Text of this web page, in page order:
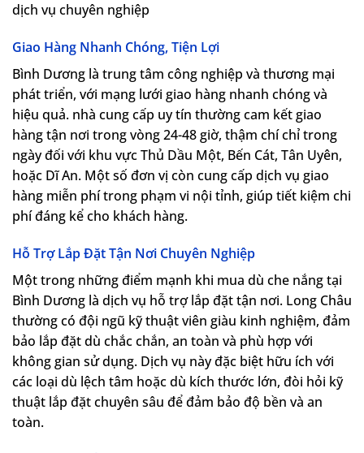
dịch vụ chuyên nghiệp
Giao Hàng Nhanh Chóng, Tiện Lợi
Bình Dương là trung tâm công nghiệp và thương mại
phát triển, với mạng lưới giao hàng nhanh chóng và
hiệu quả. nhà cung cấp uy tín thường cam kết giao
hàng tận nơi trong vòng 24-48 giờ, thậm chí chỉ trong
ngày đối với khu vực Thủ Dầu Một, Bến Cát, Tân Uyên,
hoặc Dĩ An. Một số đơn vị còn cung cấp dịch vụ giao
hàng miễn phí trong phạm vi nội tỉnh, giúp tiết kiệm chi
phí đáng kể cho khách hàng.
Hỗ Trợ Lắp Đặt Tận Nơi Chuyên Nghiệp
Một trong những điểm mạnh khi mua dù che nắng tại
Bình Dương là dịch vụ hỗ trợ lắp đặt tận nơi. Long Châu
thường có đội ngũ kỹ thuật viên giàu kinh nghiệm, đảm
bảo lắp đặt dù chắc chắn, an toàn và phù hợp với
không gian sử dụng. Dịch vụ này đặc biệt hữu ích với
các loại dù lệch tâm hoặc dù kích thước lớn, đòi hỏi kỹ
thuật lắp đặt chuyên sâu để đảm bảo độ bền và an
toàn.